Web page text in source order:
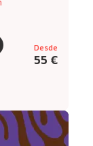
Desde
55 €